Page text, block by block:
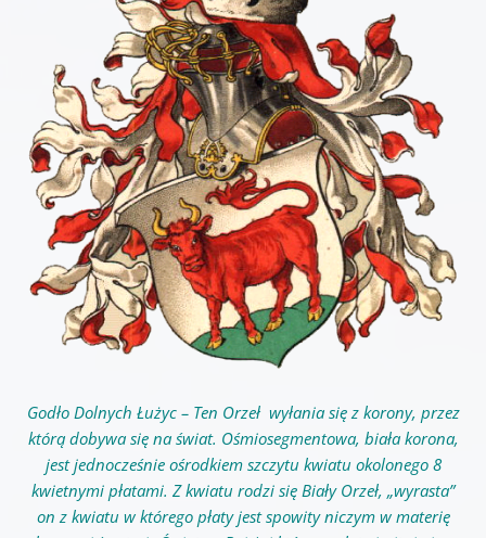
Godło Dolnych Łużyc – Ten Orzeł wyłania się z korony, przez
którą dobywa się na świat. Ośmiosegmentowa, biała korona,
jest jednocześnie ośrodkiem szczytu kwiatu okolonego 8
kwietnymi płatami. Z kwiatu rodzi się Biały Orzeł, „wyrasta”
on z kwiatu w którego płaty jest spowity niczym w materię